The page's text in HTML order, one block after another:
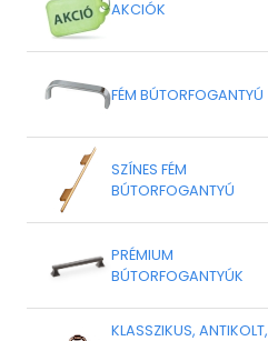
AKCIÓK
FÉM BÚTORFOGANTYÚ
SZÍNES FÉM
BÚTORFOGANTYÚ
PRÉMIUM
BÚTORFOGANTYÚK
KLASSZIKUS, ANTIKOLT,